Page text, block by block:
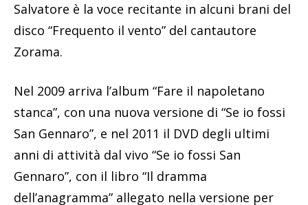
Salvatore è la voce recitante in alcuni brani del
disco “Frequento il vento” del cantautore
Zorama.
Nel 2009 arriva l’album “Fare il napoletano
stanca”, con una nuova versione di “Se io fossi
San Gennaro”, e nel 2011 il DVD degli ultimi
anni di attività dal vivo “Se io fossi San
Gennaro”, con il libro “Il dramma
dell’anagramma” allegato nella versione per